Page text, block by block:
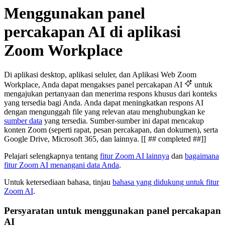
Menggunakan panel
percakapan AI di aplikasi
Zoom Workplace
Di aplikasi desktop, aplikasi seluler, dan Aplikasi Web Zoom
Workplace, Anda dapat mengakses panel percakapan AI
untuk
mengajukan pertanyaan dan menerima respons khusus dari konteks
yang tersedia bagi Anda. Anda dapat meningkatkan respons AI
dengan mengunggah file yang relevan atau menghubungkan ke
sumber data yang tersedia. Sumber-sumber ini dapat mencakup
konten Zoom (seperti rapat, pesan percakapan, dan dokumen), serta
Google Drive, Microsoft 365, dan lainnya. [[ ## completed ##]]
Pelajari selengkapnya tentang fitur Zoom AI lainnya dan bagaimana
fitur Zoom AI menangani data Anda.
Untuk ketersediaan bahasa, tinjau bahasa yang didukung untuk fitur
Zoom AI.
Persyaratan untuk menggunakan panel percakapan
AI